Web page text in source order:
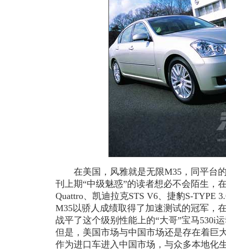
在美国，风雅就是无限M35，同平台的
刊上期“中级魅惑”的读者想必不会陌生，
Quattro、凯迪拉克STS V6、捷豹S-TYPE
M35以骄人成绩取得了加速测试的冠军，
战平了这个级别性能上的“大哥”宝马530i
但是，美国市场与中国市场还是存在着巨
作为进口车进入中国市场，与众多本地化